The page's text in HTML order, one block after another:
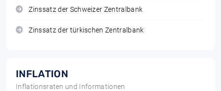
Zinssatz der Schweizer Zentralbank
Zinssatz der türkischen Zentralbank
INFLATION
Inflationsraten und Informationen